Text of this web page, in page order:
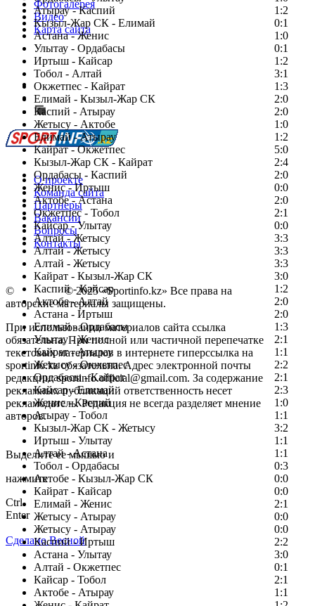
Атырау - Каспий
1:2
Кызыл-Жар СК - Елимай
0:1
Астана - Женис
1:0
Улытау - Ордабасы
0:1
Иртыш - Кайсар
1:2
Тобол - Алтай
3:1
Окжетпес - Кайрат
1:3
Елимай - Кызыл-Жар СК
2:0
Каспий - Атырау
2:0
Жетысу - Актобе
1:0
Елимай - Атырау
1:2
Кайрат - Окжетпес
5:0
Кызыл-Жар СК - Кайрат
2:4
Ордабасы - Каспий
2:0
Женис - Иртыш
0:0
Актобе - Астана
2:0
Окжетпес - Тобол
2:1
Кайсар - Улытау
0:0
Алтай - Жетысу
3:3
Алтай - Жетысу
3:3
Алтай - Жетысу
3:3
Кайрат - Кызыл-Жар СК
3:0
Каспий - Кайсар
1:2
Актобе - Алтай
2:0
Астана - Иртыш
2:0
Елимай - Ордабасы
1:3
Улытау - Женис
2:1
Кайрат - Атырау
1:1
Жетысу - Окжетпес
2:2
Ордабасы - Кайрат
2:1
Кайсар - Елимай
2:3
Женис - Каспий
1:0
Атырау - Тобол
1:1
Кызыл-Жар СК - Жетысу
3:2
Иртыш - Улытау
1:1
Алтай - Астана
1:1
Тобол - Ордабасы
0:3
Актобе - Кызыл-Жар СК
0:0
Кайрат - Кайсар
0:0
Елимай - Женис
2:1
Жетысу - Атырау
0:0
Жетысу - Атырау
0:0
Каспий - Иртыш
2:2
Астана - Улытау
3:0
Алтай - Окжетпес
0:1
Кайсар - Тобол
2:1
Актобе - Атырау
1:1
Фотогалерея
Видео
Карта сайта
Есть идея?
Сообщить о мероприятии
Перейти на старый сайт
О проекте
Команда сайта
Партнеры
Вакансии
Вопросы
Контакты
© Copyright© 2025 «Sportinfo.kz» Все права на
авторские материалы защищены.
При использовании материалов сайта ссылка
обязательна. При полной или частичной перепечатке
текстовых материалов в интернете гиперссылка на
sportinfo.kz обязательна. Адрес электронной почты
редакции: sportinfo.official@gmail.com. За содержание
рекламных публикаций ответственность несет
рекламодатель. Редакция не всегда разделяет мнение
авторов.
Заметили ошибку в тексте?
Выделите ее мышью и
нажмите
Ctrl
Enter
Сделано Весной